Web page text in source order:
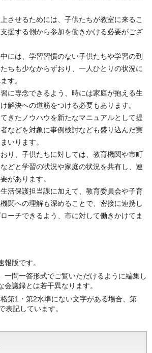
させるためには、子供たちが教室に来るこ
援する側から参加を働きかける必要がござ
には、学習習慣のない子供たちや学習の到
ちも少なからずおり、一人ひとりの状況に
す。
に専念できるよう、時には家庭が抱える生
解決への道筋をつける必要もあります。
きたノウハウを新たなマニュアルとして提
などを対象に事例検討なども盛り込んだ実
いります。
り、子供たちに対しては、教育機関や市町
どと学習の状況や家庭の状況を共有し、連
があります。
活保護担当課に加えて、教育委員会や子育
関への理解も深めることで、密接に連携し
ーチできるよう、市に対して働きかけてま
報版です。
一問一答形式でご覧いただけるように編集し
会議録とは若干異なります。
第1・第2水準にない文字がある場合、第
表記しています。